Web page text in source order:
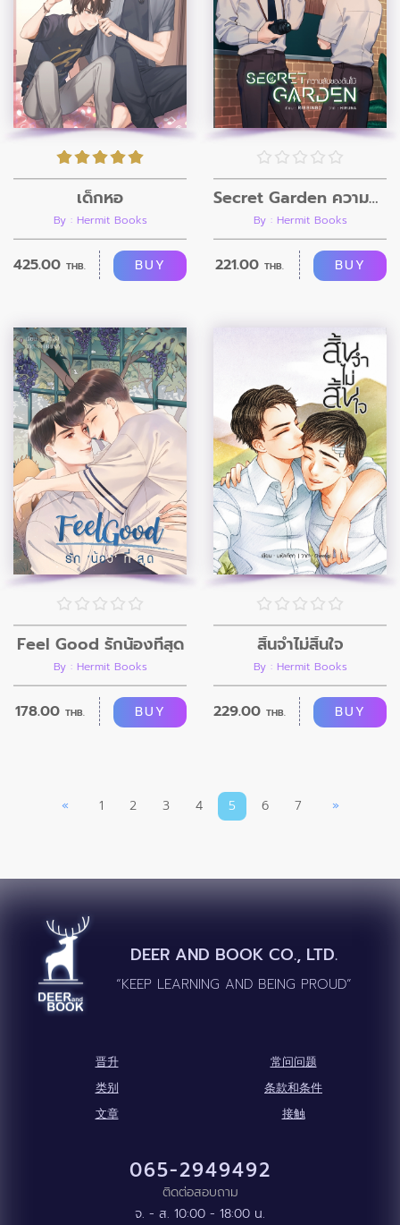
เด็กหอ
By : Hermit Books
425.00 THB. BUY
Secret Garden ความลับของต้นไม้
By : Hermit Books
221.00 THB. BUY
Feel Good รักน้องที่สุด
By : Hermit Books
178.00 THB. BUY
สิ้นจำไม่สิ้นใจ
By : Hermit Books
229.00 THB. BUY
« 1 2 3 4 5 6 7 »
DEER AND BOOK CO., LTD.
“KEEP LEARNING AND BEING PROUD”
晋升
常问问题
类别
条款和条件
文章
接触
065-2949492
ติดต่อสอบถาม
จ. - ส. 10:00 - 18:00 น.